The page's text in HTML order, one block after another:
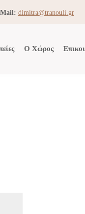
dimitra@tranouli.gr
Ο Χώρος